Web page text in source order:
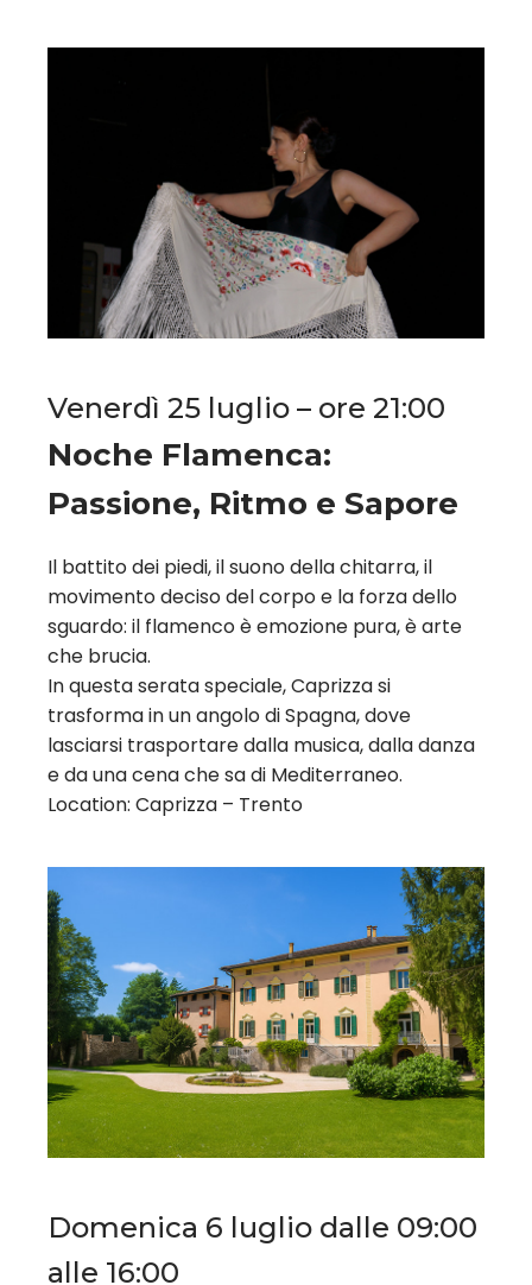
Venerdì 25 luglio – ore 21:00
Noche Flamenca:
Passione, Ritmo e Sapore
Il battito dei piedi, il suono della chitarra, il
movimento deciso del corpo e la forza dello
sguardo: il flamenco è emozione pura, è arte
che brucia.
In questa serata speciale, Caprizza si
trasforma in un angolo di Spagna, dove
lasciarsi trasportare dalla musica, dalla danza
e da una cena che sa di Mediterraneo.
Location: Caprizza – Trento
Domenica 6 luglio dalle 09:00
alle 16:00